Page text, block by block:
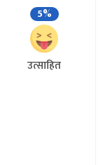
5%
उत्साहित